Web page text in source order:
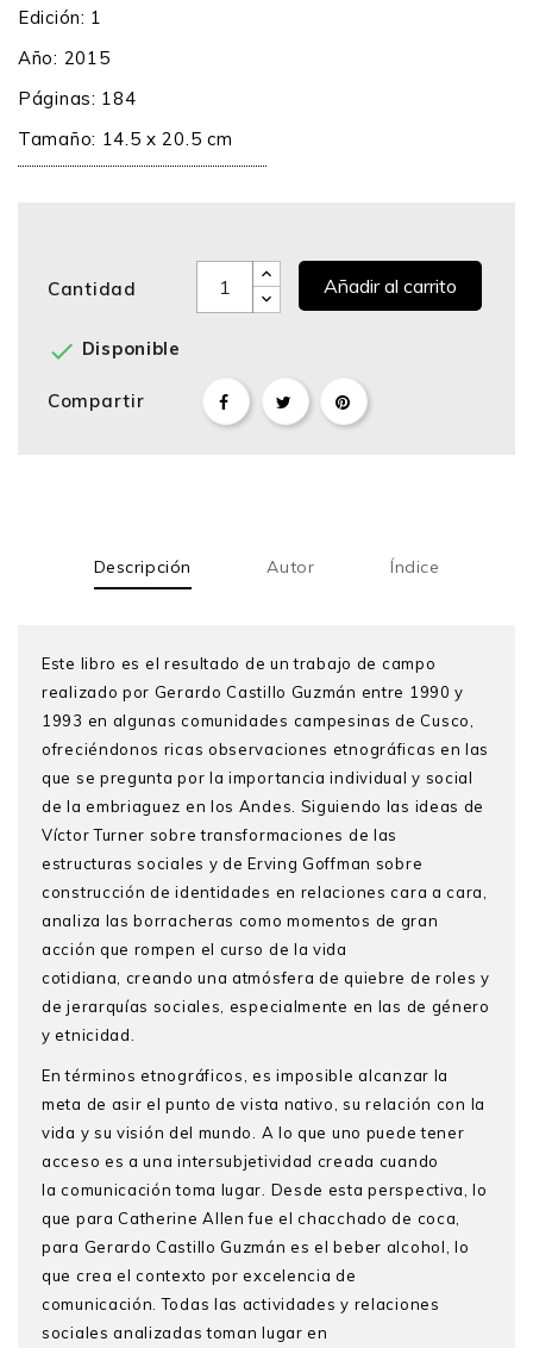
Edición: 1
Año: 2015
Páginas: 184
Tamaño: 14.5 x 20.5 cm
Cantidad Añadir al carrito
 Disponible
Compartir
Descripción Autor Índice
Este libro es el resultado de un trabajo de campo
realizado por Gerardo Castillo Guzmán entre 1990 y
1993 en algunas comunidades campesinas de Cusco,
ofreciéndonos ricas observaciones etnográficas en las
que se pregunta por la importancia individual y social
de la embriaguez en los Andes. Siguiendo las ideas de
Víctor Turner sobre transformaciones de las
estructuras sociales y de Erving Goffman sobre
construcción de identidades en relaciones cara a cara,
analiza las borracheras como momentos de gran
acción que rompen el curso de la vida
cotidiana, creando una atmósfera de quiebre de roles y
de jerarquías sociales, especialmente en las de género
y etnicidad.
En términos etnográficos, es imposible alcanzar la
meta de asir el punto de vista nativo, su relación con la
vida y su visión del mundo. A lo que uno puede tener
acceso es a una intersubjetividad creada cuando
la comunicación toma lugar. Desde esta perspectiva, lo
que para Catherine Allen fue el chacchado de coca,
para Gerardo Castillo Guzmán es el beber alcohol, lo
que crea el contexto por excelencia de
comunicación. Todas las actividades y relaciones
sociales analizadas toman lugar en